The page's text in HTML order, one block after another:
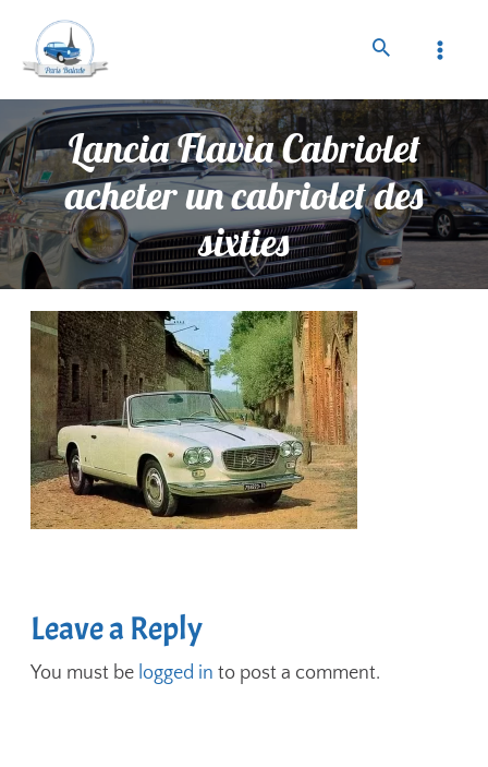
Lancia Flavia Cabriolet
acheter un cabriolet des
sixties
Leave a Reply
You must be logged in to post a comment.